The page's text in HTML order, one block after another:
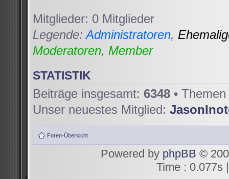
Mitglieder: 0 Mitglieder
Legende:Administratoren,
Moderatoren, Member
STATISTIK
Beiträge insgesamt: 6348 •
Unser neuestes Mitglied:
Foren-Übersicht
Powered by phpBB ©
Time : 0.077s